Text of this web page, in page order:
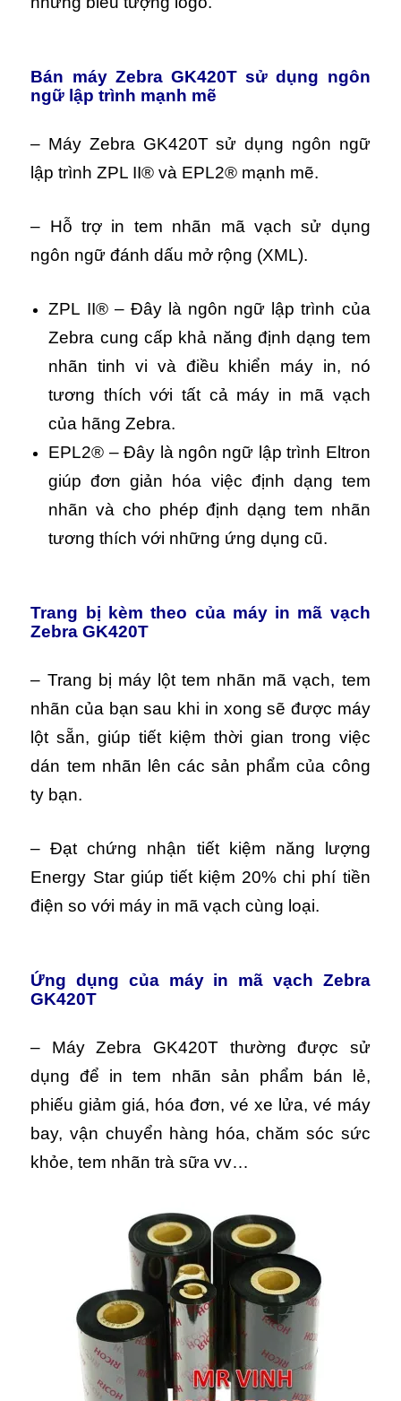
Bán máy Zebra GK420T sử dụng ngôn
ngữ lập trình mạnh mẽ
– Máy Zebra GK420T sử dụng ngôn ngữ
lập trình ZPL II® và EPL2® mạnh mẽ.
– Hỗ trợ in tem nhãn mã vạch sử dụng
ngôn ngữ đánh dấu mở rộng (XML).
ZPL II® – Đây là ngôn ngữ lập trình của
Zebra cung cấp khả năng định dạng tem
nhãn tinh vi và điều khiển máy in, nó
tương thích với tất cả máy in mã vạch
của hãng Zebra.
EPL2® – Đây là ngôn ngữ lập trình Eltron
giúp đơn giản hóa việc định dạng tem
nhãn và cho phép định dạng tem nhãn
tương thích với những ứng dụng cũ.
Trang bị kèm theo của máy in mã vạch
Zebra GK420T
– Trang bị máy lột tem nhãn mã vạch, tem
nhãn của bạn sau khi in xong sẽ được máy
lột sẵn, giúp tiết kiệm thời gian trong việc
dán tem nhãn lên các sản phẩm của công
ty bạn.
– Đạt chứng nhận tiết kiệm năng lượng
Energy Star giúp tiết kiệm 20% chi phí tiền
điện so với máy in mã vạch cùng loại.
Ứng dụng của máy in mã vạch Zebra
GK420T
– Máy Zebra GK420T thường được sử
dụng để in tem nhãn sản phẩm bán lẻ,
phiếu giảm giá, hóa đơn, vé xe lửa, vé máy
bay, vận chuyển hàng hóa, chăm sóc sức
khỏe, tem nhãn trà sữa vv…